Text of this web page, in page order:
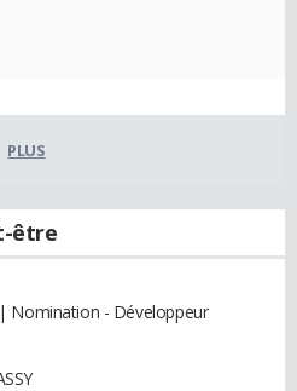
PLUS
être
Nomination - Développeur